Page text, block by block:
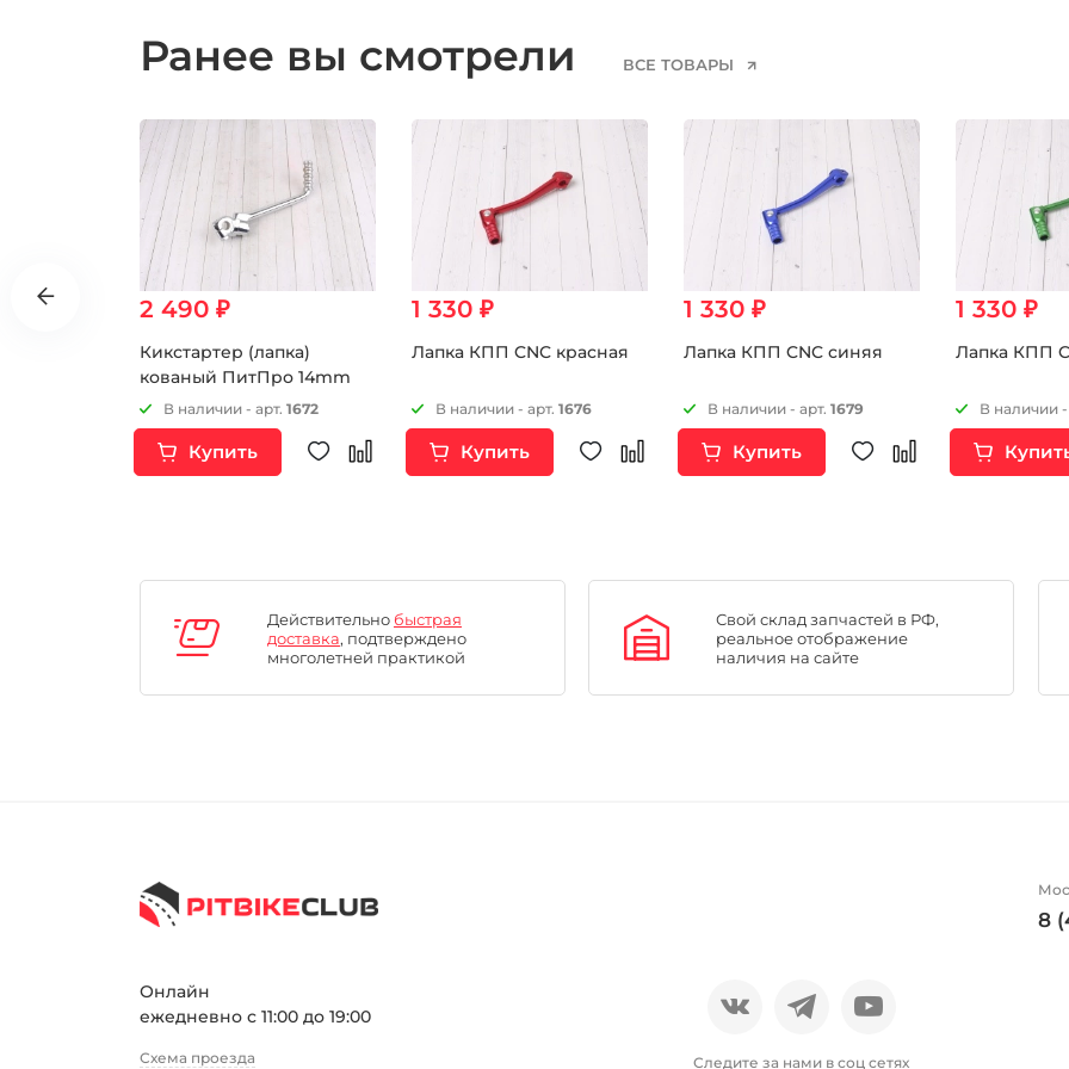
Ранее вы смотрели ВСЕ ТОВАРЫ
2 490 ₽
Кикстартер (лапка)
кованый ПитПро 14mm
В наличии - арт. 1672
Купить
1 330 ₽
Лапка КПП CNC красная
В наличии - арт. 1676
Купить
1 330 ₽
Лапка КПП CNC синяя
В наличии - арт. 1679
Купить
1 330 ₽
Лапка КПП
В наличии
Действительно быстрая
доставка, подтверждено
многолетней практикой
Свой склад запчастей в РФ,
реальное отображение
наличия на сайте
8
Онлайн
ежедневно с 11:00 до 19:00
Схема проезда Следите за нами в соц сетях